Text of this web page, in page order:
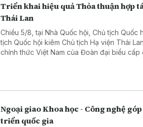
Triển khai hiệu quả Thỏa thuận hợp
Thái Lan
Chiều 5/8, tại Nhà Quốc hội, Chủ tịch Quốc
tịch Quốc hội kiêm Chủ tịch Hạ viện Thái
chính thức Việt Nam của Đoàn đại biểu cấp
Ngoại giao Khoa học - Công nghệ
triển quốc gia